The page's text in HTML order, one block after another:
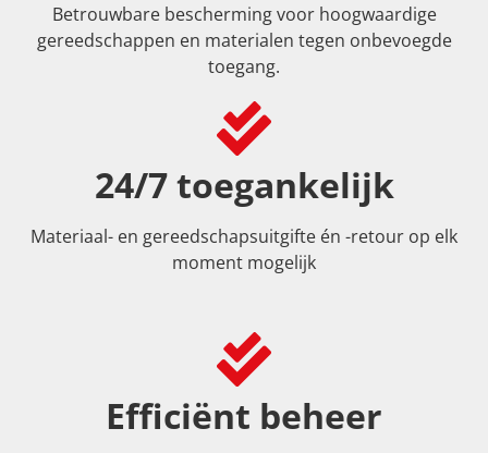
Betrouwbare bescherming voor hoogwaardige
gereedschappen en materialen tegen onbevoegde
toegang.
24/7 toegankelijk
Materiaal- en gereedschapsuitgifte én -retour op elk
moment mogelijk
Efficiënt beheer